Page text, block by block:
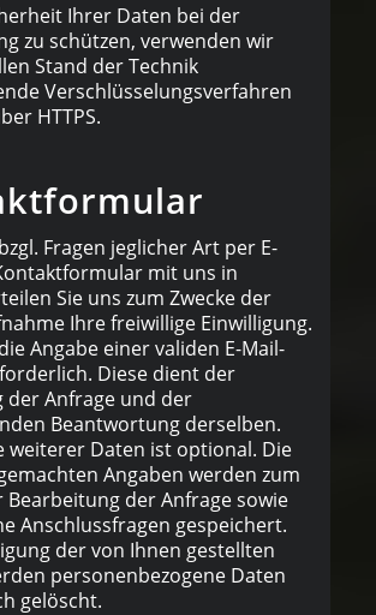
Ihrer Daten bei der
zu schützen, verwenden wir
Stand der Technik
Verschlüsselungsverfahren
HTTPS.
Fragen jeglicher Art per E-
mit uns in
Sie uns zum Zwecke der
Ihre freiwillige Einwilligung.
Angabe einer validen E-Mail-
Diese dient der
der Anfrage und der
Beantwortung derselben.
weiterer Daten ist optional. Die
Angaben werden zum
Bearbeitung der Anfrage sowie
Anschlussfragen gespeichert.
der von Ihnen gestellten
personenbezogene Daten
gelöscht.